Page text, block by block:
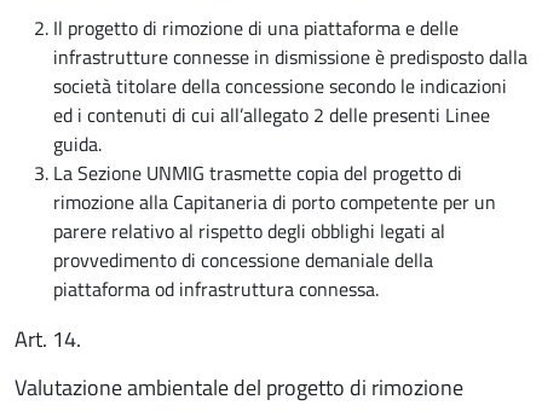
Il progetto di rimozione di una piattaforma e delle
infrastrutture connesse in dismissione è predisposto dalla
società titolare della concessione secondo le indicazioni
ed i contenuti di cui all’allegato 2 delle presenti Linee
guida.
La Sezione UNMIG trasmette copia del progetto di
rimozione alla Capitaneria di porto competente per un
parere relativo al rispetto degli obblighi legati al
provvedimento di concessione demaniale della
piattaforma od infrastruttura connessa.
Art. 14.
Valutazione ambientale del progetto di rimozione